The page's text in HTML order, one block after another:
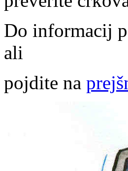
Do informacij
ali
pojdite na